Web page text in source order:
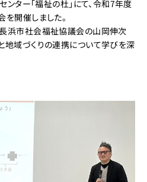
ター「福祉の杜」にて、令和7年度
開催しました。
浜市社会福祉協議会の山岡伸次
地域づくりの連携について学びを深